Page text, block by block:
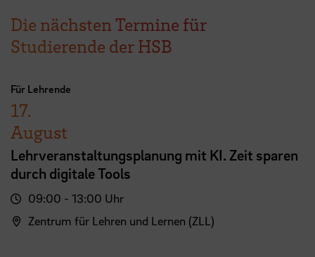
Die nächsten Termine für
Studierende der HSB
Für Lehrende
17.
August
Lehrveranstaltungsplanung mit KI. Zeit sparen
durch digitale Tools
09:00 - 13:00 Uhr
Zentrum für Lehren und Lernen (ZLL)